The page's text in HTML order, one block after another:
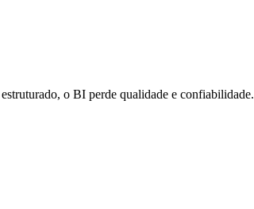
o BI perde qualidade e confiabilidade.